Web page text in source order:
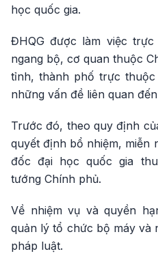
học quốc gia.
ĐHQG được làm việc
ngang bộ, cơ quan thuộc
tỉnh, thành phố trực
những vấn đề liên quan
Trước đó, theo quy định
quyết định bổ nhiệm, miễn
đốc đại học quốc gia
tướng Chính phủ.
Về nhiệm vụ và quyền
quản lý tổ chức bộ máy và
pháp luật.